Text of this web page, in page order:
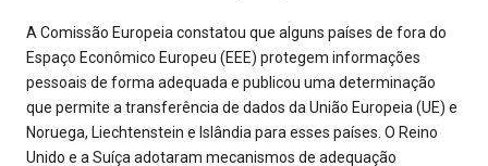
A Comissão Europeia constatou que alguns países de fora do
Espaço Econômico Europeu (EEE) protegem informações
pessoais de forma adequada e publicou uma determinação
que permite a transferência de dados da União Europeia (UE) e
Noruega, Liechtenstein e Islândia para esses países. O Reino
Unido e a Suíça adotaram mecanismos de adequação